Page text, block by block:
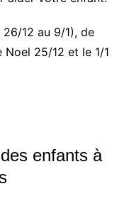
12 au 9/1), de
Noel 25/12 et le 1/1
enfants à